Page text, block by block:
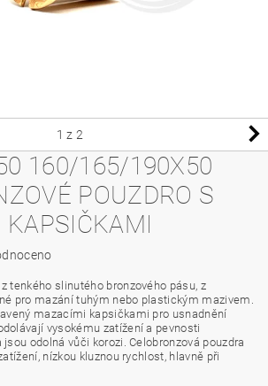
1 z 2
160/165/190X50
POUZDRO S
tenkého slinutého bronzového pásu, z
pro mazání tuhým nebo plastickým mazivem.
mazacími kapsičkami pro usnadnění
vysokému zatížení a pevnosti
jsou odolná vůči korozi. Celobronzová pouzdra
nízkou kluznou rychlost, hlavně při